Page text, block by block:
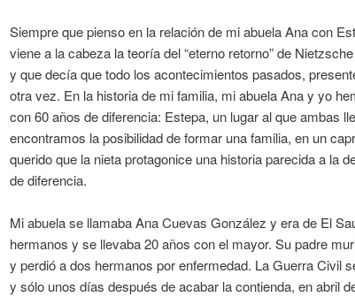
Siempre que pienso en la relación de mi abuela Ana con
viene a la cabeza la teoría del “eterno retorno” de
y que decía que todo los acontecimientos pasados,
otra vez. En la historia de mi familia, mi abuela Ana y yo
con 60 años de diferencia: Estepa, un lugar al que ambas
encontramos la posibilidad de formar una familia, en un
querido que la nieta protagonice una historia parecida a la
de diferencia.
Mi abuela se llamaba Ana Cuevas González y era de El
hermanos y se llevaba 20 años con el mayor. Su padre
y perdió a dos hermanos por enfermedad. La Guerra Civil
y sólo unos días después de acabar la contienda, en abril